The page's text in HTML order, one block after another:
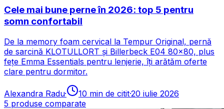
Cele mai bune perne în 2026: top 5 pentru
somn confortabil
De la memory foam cervical la Tempur Original, pernă
de sarcină KLOTULLORT și Billerbeck E04 80×80, plus
fețe Emma Essentials pentru lenjerie, îți arătăm oferte
clare pentru dormitor.
Alexandra Radu· 10 min de citit·20 iulie 2026
5 produse comparate